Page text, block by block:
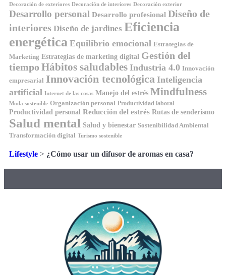
Decoración de exteriores Decoración de interiores Decoración exterior
Desarrollo personal Desarrollo profesional Diseño de
interiores Diseño de jardines Eficiencia
energética Equilibrio emocional Estrategias de
Marketing Estrategias de marketing digital Gestión del
tiempo Hábitos saludables Industria 4.0 Innovación
empresarial Innovación tecnológica Inteligencia
artificial Internet de las cosas Manejo del estrés Mindfulness
Moda sostenible Organización personal Productividad laboral
Productividad personal Reducción del estrés Rutas de senderismo
Salud mental Salud y bienestar Sostenibilidad Ambiental
Transformación digital Turismo sostenible
Lifestyle > ¿Cómo usar un difusor de aromas en casa?